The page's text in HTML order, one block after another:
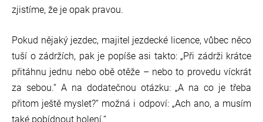
zjistíme, že je opak pravou.
Pokud nějaký jezdec, majitel jezdecké licence, vůbec něco
tuší o zádržích, pak je popíše asi takto: „Při zádrži krátce
přitáhnu jednu nebo obě otěže – nebo to provedu víckrát
za sebou.“ A na dodatečnou otázku: „A na co je třeba
přitom ještě myslet?“ možná i odpoví: „Ach ano, a musím
také pobídnout holení.“